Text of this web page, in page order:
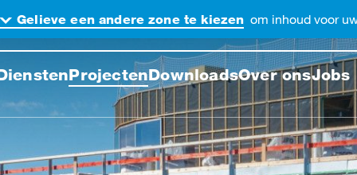
de website
ProjectenDownloadsOver onsJobs
Gelieve een andere zone te kiezen om inhoud voor